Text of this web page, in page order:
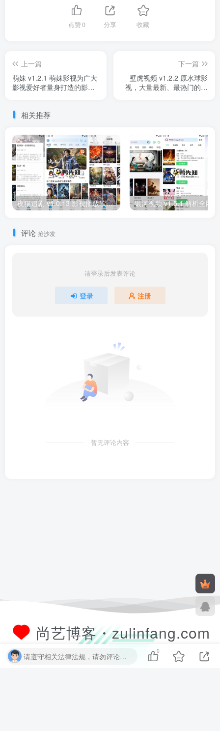
点赞0 分享 收藏
上一篇
萌妹 v1.2.1 萌妹影视为广大
影视爱好者量身打造的影视
下一篇
壁虎视频 v1.2.2 原水球影
视，大量最新、最热门的影
相关推荐
夜猫追剧 v1.0.13 影视播放软件，去广告纯净版
评论 抢沙发
请登录后发表评论
登录 注册
暂无评论内容
尚艺博客・zulinfang.com
请遵守相关法律法规，请勿评论纯表情、纯数字、纯英文、乱码文字等无用信息，否则关7 天小黑屋！
0